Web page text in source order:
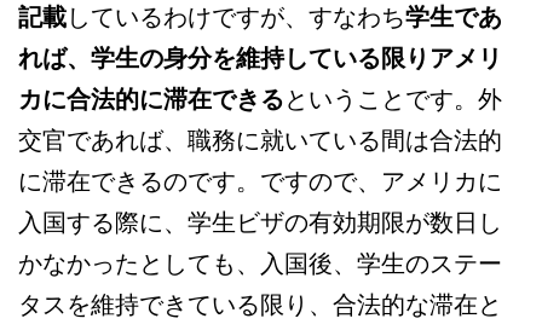
記載しているわけですが、すなわち学生であ
れば、学生の身分を維持している限りアメリ
カに合法的に滞在できるということです。外
交官であれば、職務に就いている間は合法的
に滞在できるのです。ですので、アメリカに
入国する際に、学生ビザの有効期限が数日し
かなかったとしても、入国後、学生のステー
タスを維持できている限り、合法的な滞在と